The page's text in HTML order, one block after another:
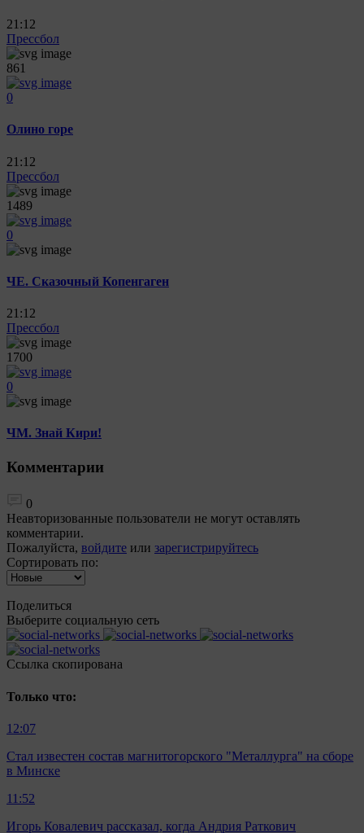
21:12
Прессбол
861
0
Олино горе
21:12
Прессбол
1489
0
ЧЕ. Сказочный Копенгаген
21:12
Прессбол
1700
0
ЧМ. Знай Кири!
Комментарии
0
Неавторизованные пользователи не могут оставлять
комментарии.
Пожалуйста, войдите или зарегистрируйтесь
Сортировать по:
Поделиться
Выберите социальную сеть
Ccылка скопирована
Только что:
12:07
Стал известен состав магнитогорского "Металлурга" на сборе
в Минске
11:52
Игорь Ковалевич рассказал, когда Андрия Раткович